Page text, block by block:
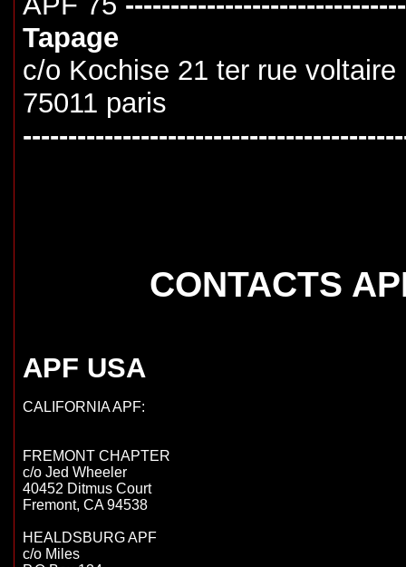
Tapage
c/o Kochise 21 ter rue voltaire
75011 paris
CONTACTS
APF USA
CALIFORNIA APF:
FREMONT CHAPTER
c/o Jed Wheeler
40452 Ditmus Court
Fremont, CA 94538
HEALDSBURG APF
c/o Miles